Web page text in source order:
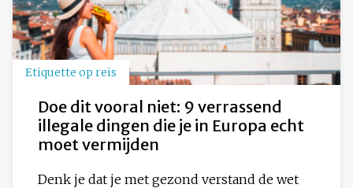
Etiquette op reis
Doe dit vooral niet: 9 verrassend
illegale dingen die je in Europa echt
moet vermijden
Denk je dat je met gezond verstand de wet